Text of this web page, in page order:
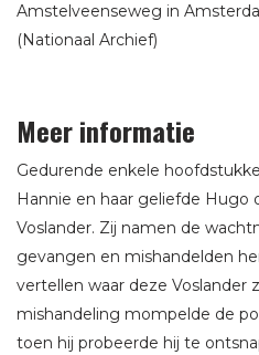
Amstelveenseweg in
(Nationaal Archief)
Meer informatie
Gedurende enkele
Hannie en haar geliefde Hugo
Voslander. Zij namen de
gevangen en mishandelden
vertellen waar deze Voslander
mishandeling mompelde de
toen hij probeerde hij te